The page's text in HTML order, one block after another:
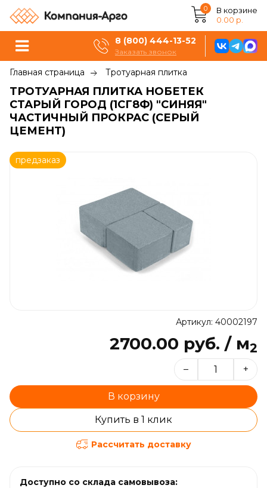
0
В корзине
0.00 р.
8 (800) 444-13-52
Заказать звонок
Главная страница Тротуарная плитка
ТРОТУАРНАЯ ПЛИТКА НОБЕТЕК
СТАРЫЙ ГОРОД (1СГ8Ф) "СИНЯЯ"
ЧАСТИЧНЫЙ ПРОКРАС (СЕРЫЙ
ЦЕМЕНТ)
предзаказ
Артикул: 40002197
2700.00 руб. / м2
– +
В корзину
Купить в 1 клик
Рассчитать доставку
Доступно со склада самовывоза: